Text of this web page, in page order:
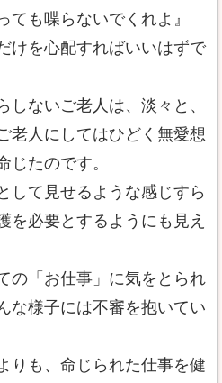
ても喋らないでくれよ』
けを心配すればいいはずで
ないご老人は、淡々と、
老人にしてはひどく無愛想
じたのです。
て見せるような感じすら
を必要とするようにも見え
の「お仕事」に気をとられ
な様子には不審を抱いてい
りも、命じられた仕事を健